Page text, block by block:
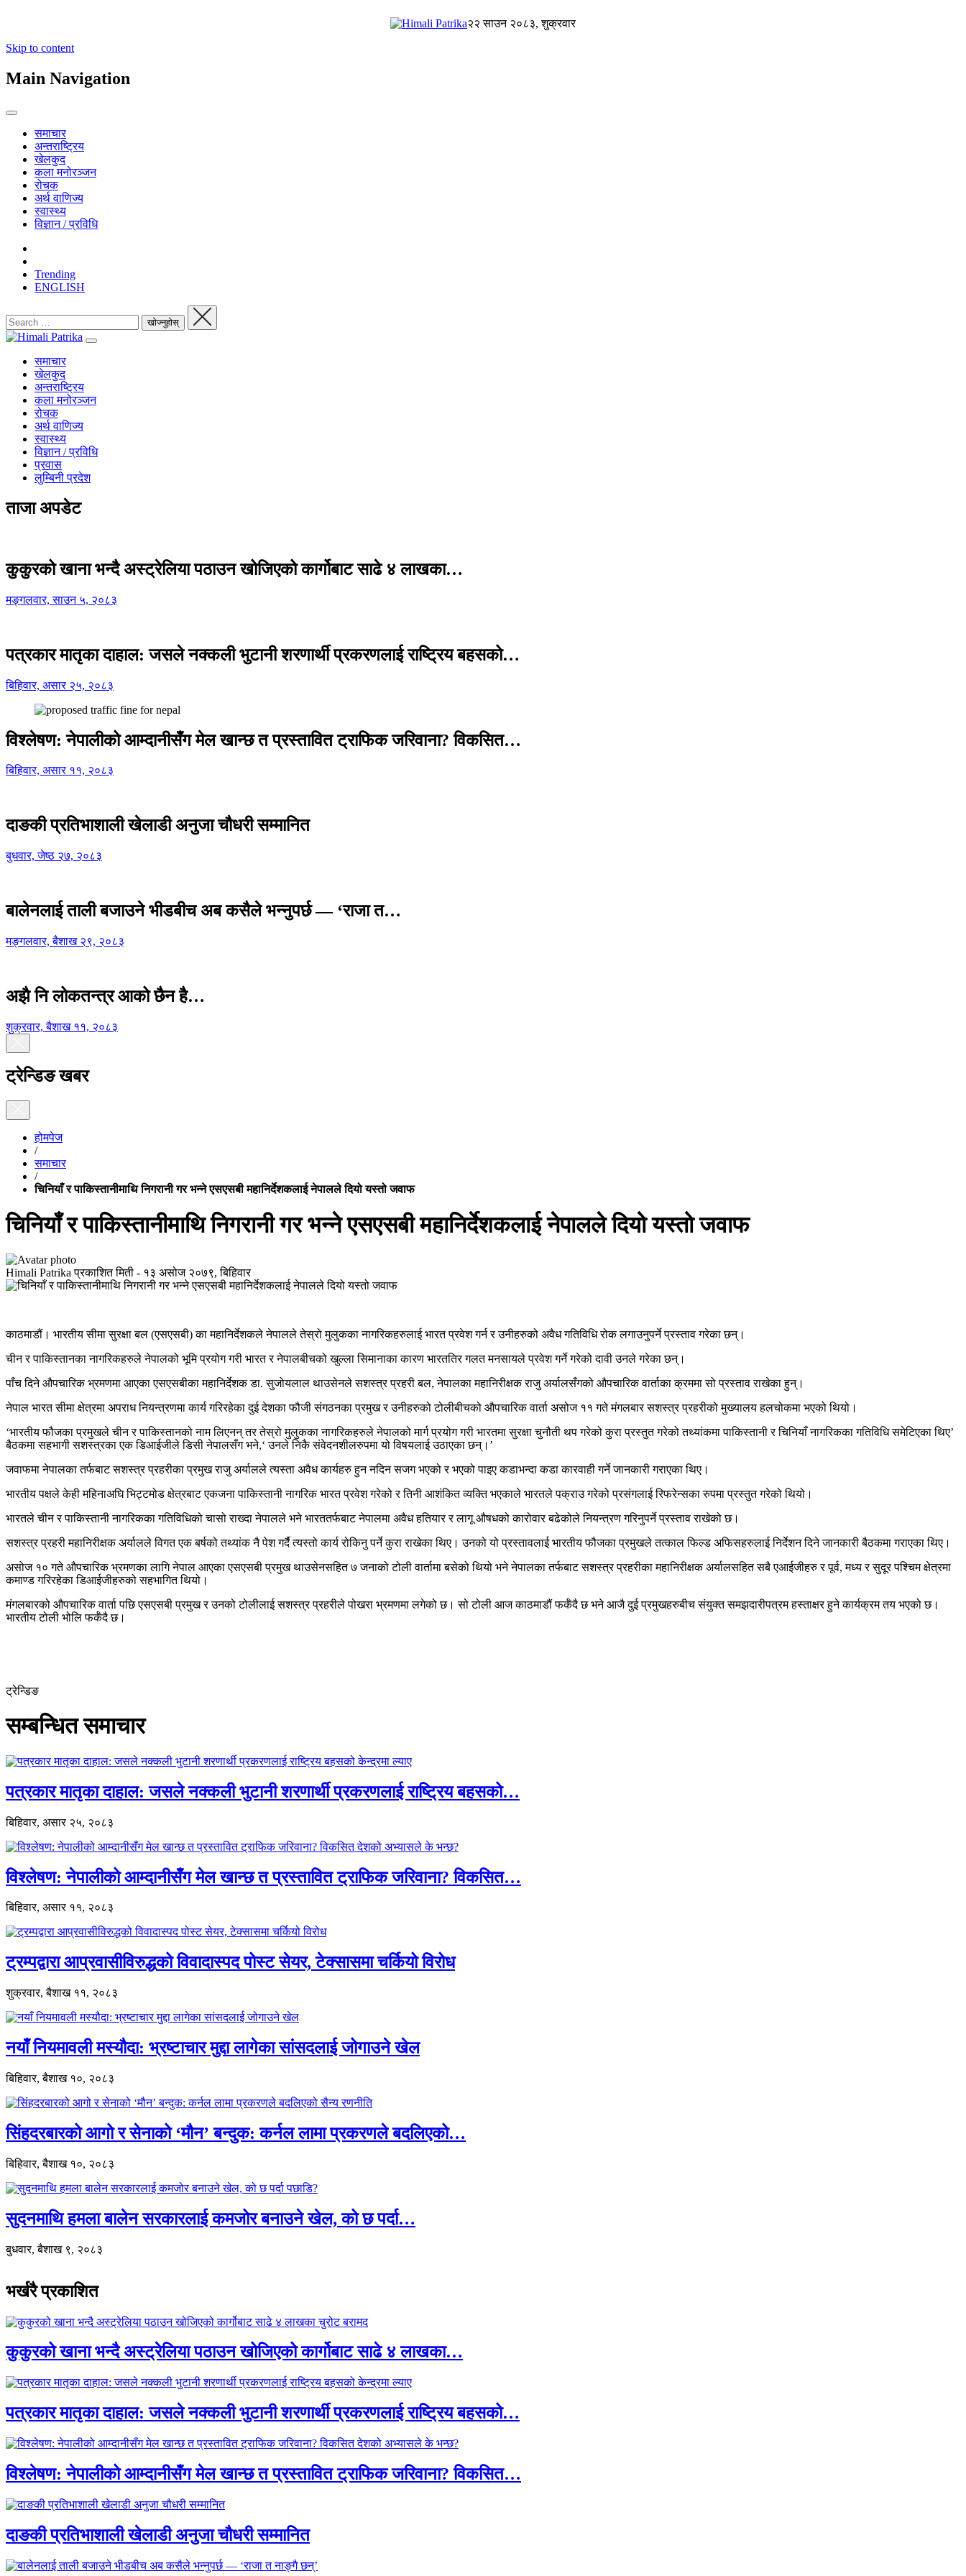
२२ साउन २०८३, शुक्रवार
Skip to content
Main Navigation
समाचार
अन्तराष्ट्रिय
खेलकुद
कला मनोरञ्जन
रोचक
अर्थ वाणिज्य
स्वास्थ्य
विज्ञान / प्रविधि
Trending
ENGLISH
समाचार
खेलकुद
अन्तराष्ट्रिय
कला मनोरञ्जन
रोचक
अर्थ वाणिज्य
स्वास्थ्य
विज्ञान / प्रविधि
प्रवास
लुम्बिनी प्रदेश
ताजा अपडेट
कुकुरको खाना भन्दै अस्ट्रेलिया पठाउन खोजिएको कार्गोबाट साढे ४ लाखका…
मङ्गलवार, साउन ५, २०८३
पत्रकार मातृका दाहाल: जसले नक्कली भुटानी शरणार्थी प्रकरणलाई राष्ट्रिय बहसको…
बिहिवार, असार २५, २०८३
विश्लेषण: नेपालीको आम्दानीसँग मेल खान्छ त प्रस्तावित ट्राफिक जरिवाना? विकसित…
बिहिवार, असार ११, २०८३
दाङकी प्रतिभाशाली खेलाडी अनुजा चौधरी सम्मानित
बुधवार, जेष्ठ २७, २०८३
बालेनलाई ताली बजाउने भीडबीच अब कसैले भन्नुपर्छ — ‘राजा त…
मङ्गलवार, बैशाख २९, २०८३
अझै नि लोकतन्त्र आको छैन है…
शुक्रवार, बैशाख ११, २०८३
ट्रेन्डिङ खबर
होमपेज
/
समाचार
/
चिनियाँ र पाकिस्तानीमाथि निगरानी गर भन्ने एसएसबी महानिर्देशकलाई नेपालले दियो यस्तो जवाफ
चिनियाँ र पाकिस्तानीमाथि निगरानी गर भन्ने एसएसबी महानिर्देशकलाई नेपालले दियो यस्तो जवाफ
Himali Patrika प्रकाशित मिती - १३ असोज २०७९, बिहिवार
काठमाडौं। भारतीय सीमा सुरक्षा बल (एसएसबी) का महानिर्देशकले नेपालले तेस्रो मुलुकका नागरिकहरुलाई भारत प्रवेश गर्न र उनीहरुको अवैध गतिविधि रोक लगाउनुपर्ने प्रस्ताव गरेका छन्।
चीन र पाकिस्तानका नागरिकहरुले नेपालको भूमि प्रयोग गरी भारत र नेपालबीचको खुल्ला सिमानाका कारण भारततिर गलत मनसायले प्रवेश गर्ने गरेको दावी उनले गरेका छन्।
पाँच दिने औपचारिक भ्रमणमा आएका एसएसबीका महानिर्देशक डा. सुजोयलाल थाउसेनले सशस्त्र प्रहरी बल, नेपालका महानिरीक्षक राजु अर्यालसँगको औपचारिक वार्ताका क्रममा सो प्रस्ताव राखेका हुन्।
नेपाल भारत सीमा क्षेत्रमा अपराध नियन्त्रणमा कार्य गरिरहेका दुई देशका फौजी संगठनका प्रमुख र उनीहरुको टोलीबीचको औपचारिक वार्ता असोज ११ गते मंगलबार सशस्त्र प्रहरीको मुख्यालय हलचोकमा भएको थियो।
‘भारतीय फौजका प्रमुखले चीन र पाकिस्तानको नाम लिएनन् तर तेस्रो मुलुकका नागरिकहरुले नेपालको मार्ग प्रयोग गरी भारतमा सुरक्षा चुनौती थप गरेको कुरा प्रस्तुत गरेको तथ्यांकमा पाकिस्तानी र चिनियाँ नागरिकका गतिविधि समेटिएका थिए’
बैठकमा सहभागी सशस्त्रका एक डिआईजीले डिसी नेपालसँग भने,‘ उनले निकै संवेदनशीलरुपमा यो विषयलाई उठाएका छन्।’
जवाफमा नेपालका तर्फबाट सशस्त्र प्रहरीका प्रमुख राजु अर्यालले त्यस्ता अवैध कार्यहरु हुन नदिन सजग भएको र भएको पाइए कडाभन्दा कडा कारवाही गर्ने जानकारी गराएका थिए।
भारतीय पक्षले केही महिनाअघि भिट्टमोड क्षेत्रबाट एकजना पाकिस्तानी नागरिक भारत प्रवेश गरेको र तिनी आशंकित व्यक्ति भएकाले भारतले पक्राउ गरेको प्रसंगलाई रिफरेन्सका रुपमा प्रस्तुत गरेको थियो।
भारतले चीन र पाकिस्तानी नागरिकका गतिविधिको चासो राख्दा नेपालले भने भारततर्फबाट नेपालमा अवैध हतियार र लागू औषधको कारोवार बढेकोले नियन्त्रण गरिनुपर्ने प्रस्ताव राखेको छ।
सशस्त्र प्रहरी महानिरीक्षक अर्यालले विगत एक बर्षको तथ्यांक नै पेश गर्दै त्यस्तो कार्य रोकिनु पर्ने कुरा राखेका थिए। उनको यो प्रस्तावलाई भारतीय फौजका प्रमुखले तत्काल फिल्ड अफिसहरुलाई निर्देशन दिने जानकारी बैठकमा गराएका थिए।
असोज १० गते औपचारिक भ्रमणका लागि नेपाल आएका एसएसबी प्रमुख थाउसेनसहित ७ जनाको टोली वार्तामा बसेको थियो भने नेपालका तर्फबाट सशस्त्र प्रहरीका महानिरीक्षक अर्यालसहित सबै एआईजीहरु र पूर्व, मध्य र सुदूर पश्चिम क्षेत्रमा
कमाण्ड गरिरहेका डिआईजीहरुको सहभागित थियो।
मंगलबारको औपचारिक वार्ता पछि एसएसबी प्रमुख र उनको टोलीलाई सशस्त्र प्रहरीले पोखरा भ्रमणमा लगेको छ। सो टोली आज काठमाडौं फर्कँदै छ भने आजै दुई प्रमुखहरुबीच संयुक्त समझदारीपत्रम हस्ताक्षर हुने कार्यक्रम तय भएको छ।
भारतीय टोली भोलि फर्कँदै छ।
ट्रेन्डिङ
सम्बन्धित समाचार
पत्रकार मातृका दाहाल: जसले नक्कली भुटानी शरणार्थी प्रकरणलाई राष्ट्रिय बहसको…
बिहिवार, असार २५, २०८३
विश्लेषण: नेपालीको आम्दानीसँग मेल खान्छ त प्रस्तावित ट्राफिक जरिवाना? विकसित…
बिहिवार, असार ११, २०८३
ट्रम्पद्वारा आप्रवासीविरुद्धको विवादास्पद पोस्ट सेयर, टेक्सासमा चर्कियो विरोध
शुक्रवार, बैशाख ११, २०८३
नयाँ नियमावली मस्यौदा: भ्रष्टाचार मुद्दा लागेका सांसदलाई जोगाउने खेल
बिहिवार, बैशाख १०, २०८३
सिंहदरबारको आगो र सेनाको ‘मौन’ बन्दुक: कर्नल लामा प्रकरणले बदलिएको…
बिहिवार, बैशाख १०, २०८३
सुदनमाथि हमला बालेन सरकारलाई कमजोर बनाउने खेल, को छ पर्दा…
बुधवार, बैशाख ९, २०८३
भर्खरै प्रकाशित
कुकुरको खाना भन्दै अस्ट्रेलिया पठाउन खोजिएको कार्गोबाट साढे ४ लाखका…
पत्रकार मातृका दाहाल: जसले नक्कली भुटानी शरणार्थी प्रकरणलाई राष्ट्रिय बहसको…
विश्लेषण: नेपालीको आम्दानीसँग मेल खान्छ त प्रस्तावित ट्राफिक जरिवाना? विकसित…
दाङकी प्रतिभाशाली खेलाडी अनुजा चौधरी सम्मानित